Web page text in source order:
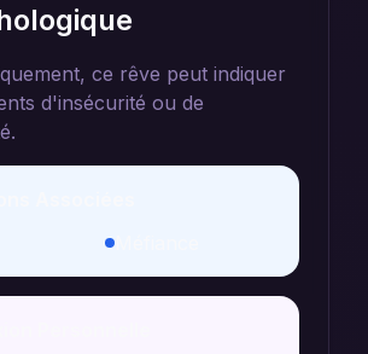
ce rêve peut indiquer
d'insécurité ou de
Méfiance